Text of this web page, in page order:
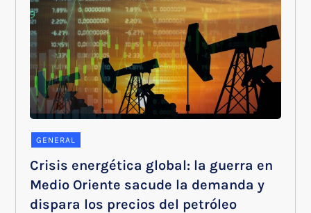
GENERAL
Crisis energética global: la guerra en
Medio Oriente sacude la demanda y
dispara los precios del petróleo